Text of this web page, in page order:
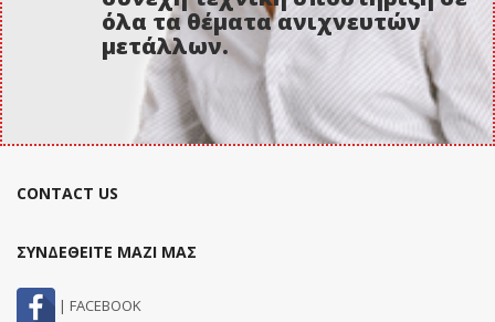
όλα τα θέματα ανιχνευτών
μετάλλων.
CONTACT US
ΣΥΝΔΕΘΕΙΤΕ ΜΑΖΙ ΜΑΣ
| FACEBOOK